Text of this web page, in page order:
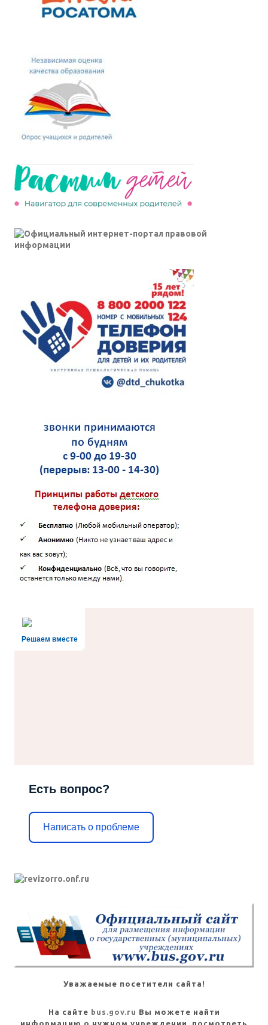
Решаем вместе
Есть вопрос?
Написать о проблеме
Уважаемые посетители сайта!
На сайте bus.gov.ru Вы можете найти
информацию о нужном учреждении, посмотреть